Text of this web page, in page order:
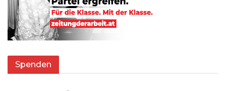
Spenden